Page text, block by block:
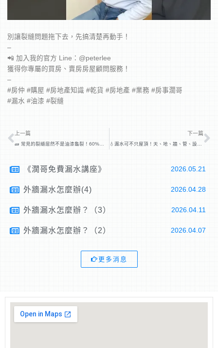
別讓裂縫問題拖下去，先搞清楚再動手！
–
📲 加入我的官方 Line：@peterlee
獲得你專屬的買房、賣房房屋顧問服務！
–
#房仲 #購屋 #房地產知識 #乾貨 #房地產 #業務 #房事濶哥
#漏水 #油漆 #裂縫
上一頁
上一篇 下一篇
《濶哥免費漏水講座》 2026.05.21
外牆漏水怎麼辦(4) 2026.04.28
外牆漏水怎麼辦？（3） 2026.04.11
外牆漏水怎麼辦？（2） 2026.04.07
更多消息